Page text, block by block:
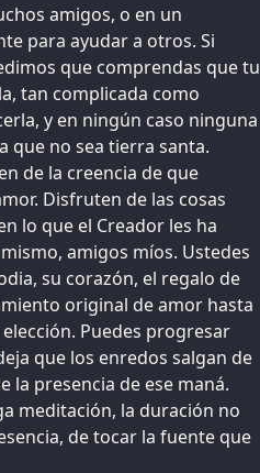
amigos, o en un
para ayudar a otros. Si
que comprendas que tu
tan complicada como
y en ningún caso ninguna
que no sea tierra santa.
de la creencia de que
Disfruten de las cosas
lo que el Creador les ha
amigos míos. Ustedes
su corazón, el regalo de
original de amor hasta
Puedes progresar
que los enredos salgan de
la presencia de ese maná.
meditación, la duración no
de tocar la fuente que